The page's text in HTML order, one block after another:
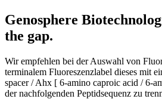
Genosphere
the gap.
Wir empfehlen bei der Auswahl von
terminalem Fluoreszenzlabel dieses mit
spacer / Ahx [ 6-amino caproic acid / 6-
der nachfolgenden Peptidsequenz zu